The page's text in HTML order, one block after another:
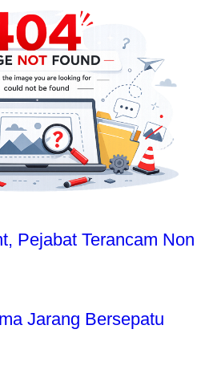
Pejabat Terancam Non
Jarang Bersepatu